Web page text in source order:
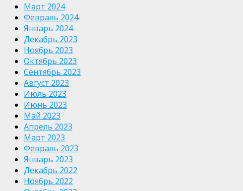
Март 2024
Февраль 2024
Январь 2024
Декабрь 2023
Ноябрь 2023
Октябрь 2023
Сентябрь 2023
Август 2023
Июль 2023
Июнь 2023
Май 2023
Апрель 2023
Март 2023
Февраль 2023
Январь 2023
Декабрь 2022
Ноябрь 2022